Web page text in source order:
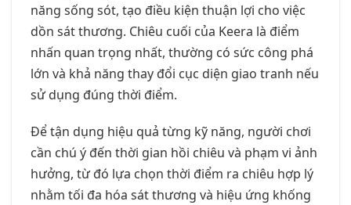
năng sống sót, tạo điều kiện thuận lợi cho việc
dồn sát thương. Chiêu cuối của Keera là điểm
nhấn quan trọng nhất, thường có sức công phá
lớn và khả năng thay đổi cục diện giao tranh nếu
sử dụng đúng thời điểm.
Để tận dụng hiệu quả từng kỹ năng, người chơi
cần chú ý đến thời gian hồi chiêu và phạm vi ảnh
hưởng, từ đó lựa chọn thời điểm ra chiêu hợp lý
nhằm tối đa hóa sát thương và hiệu ứng khống